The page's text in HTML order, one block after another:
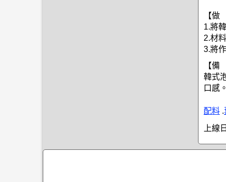
【做
1.將
2.材
3.將
【備
韓式
口感。
配料 .
上線